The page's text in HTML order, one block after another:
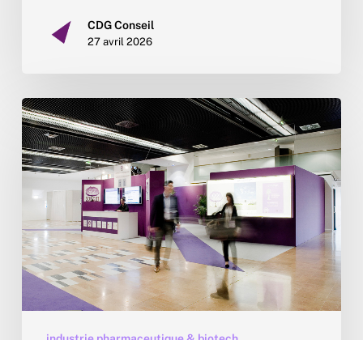
CDG Conseil
27 avril 2026
Les
grands
congrès
médicaux
et
pharmaceutiques
en
France
2026